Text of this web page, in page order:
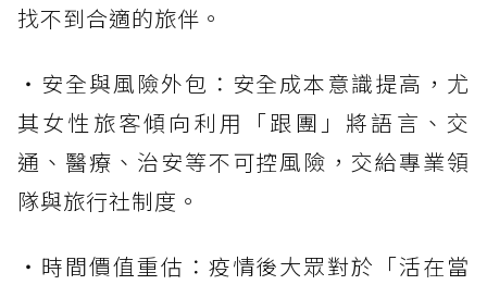
找不到合適的旅伴。
・安全與風險外包：安全成本意識提高，尤
其女性旅客傾向利用「跟團」將語言、交
通、醫療、治安等不可控風險，交給專業領
隊與旅行社制度。
・時間價值重估：疫情後大眾對於「活在當